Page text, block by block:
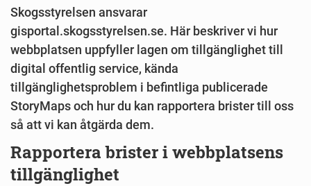
Skogsstyrelsen ansvarar
gisportal.skogsstyrelsen.se. Här beskriver vi hur
webbplatsen uppfyller lagen om tillgänglighet till
digital offentlig service, kända
tillgänglighetsproblem i befintliga publicerade
StoryMaps och hur du kan rapportera brister till oss
så att vi kan åtgärda dem.
Rapportera brister i webbplatsens
tillgänglighet